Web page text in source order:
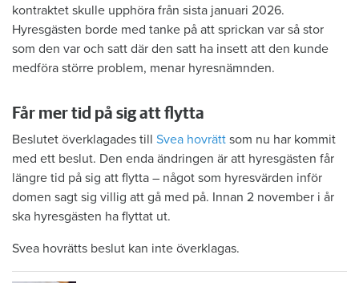
kontraktet skulle upphöra från sista januari 2026.
Hyresgästen borde med tanke på att sprickan var så stor
som den var och satt där den satt ha insett att den kunde
medföra större problem, menar hyresnämnden.
Får mer tid på sig att flytta
Beslutet överklagades till Svea hovrätt som nu har kommit
med ett beslut. Den enda ändringen är att hyresgästen får
längre tid på sig att flytta – något som hyresvärden inför
domen sagt sig villig att gå med på. Innan 2 november i år
ska hyresgästen ha flyttat ut.
Svea hovrätts beslut kan inte överklagas.